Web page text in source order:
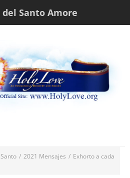
/ 2021 Mensajes / Exhorto a cada
del Santo Amore